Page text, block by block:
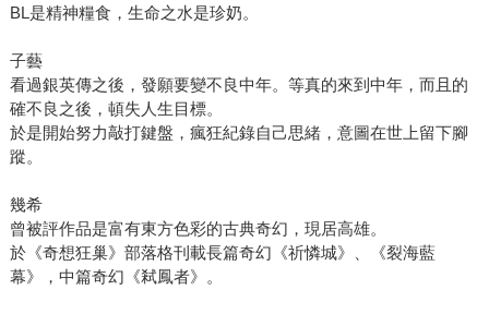
BL是精神糧食，生命之水是珍奶。
子藝
看過銀英傳之後，發願要變不良中年。等真的來到中年，而且的
確不良之後，頓失人生目標。
於是開始努力敲打鍵盤，瘋狂紀錄自己思緒，意圖在世上留下腳
蹤。
幾希
曾被評作品是富有東方色彩的古典奇幻，現居高雄。
於《奇想狂巢》部落格刊載長篇奇幻《祈憐城》、《裂海藍
幕》，中篇奇幻《弒鳳者》。